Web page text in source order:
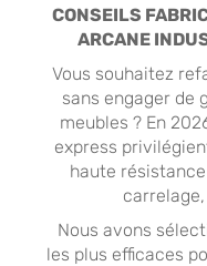
CONSEILS
ARCANE
Vous souhaitez
sans engager de
meubles ? En
express
haute
Nous avons
les plus efficaces